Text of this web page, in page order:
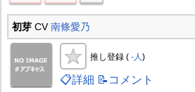
初芽CV南條愛乃
推し登録 ( -人 )
📋詳細 📝コメント